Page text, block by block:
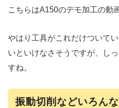
こちらはA150のデモ加工の動
やはり工具がこれだけついて
いといけなさそうですが、し
すね。
振動切削などいろん